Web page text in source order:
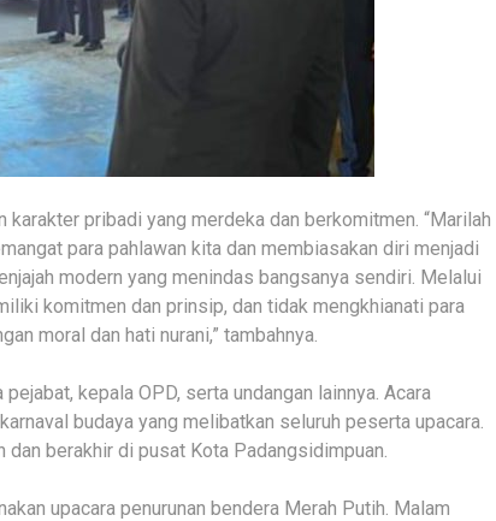
karakter pribadi yang merdeka dan berkomitmen. “Marilah
para pahlawan kita dan membiasakan diri menjadi
modern yang menindas bangsanya sendiri. Melalui
komitmen dan prinsip, dan tidak mengkhianati para
moral dan hati nurani,” tambahnya.
kepala OPD, serta undangan lainnya. Acara
budaya yang melibatkan seluruh peserta upacara.
berakhir di pusat Kota Padangsidimpuan.
upacara penurunan bendera Merah Putih. Malam